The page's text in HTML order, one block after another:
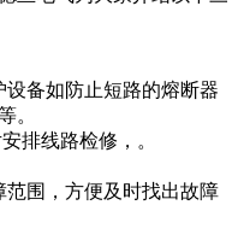
备如防止短路的熔断器
。
排线路检修，。
围，方便及时找出故障